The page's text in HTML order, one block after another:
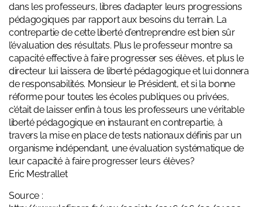
dans les professeurs, libres d’adapter leurs progressions
pédagogiques par rapport aux besoins du terrain. La
contrepartie de cette liberté d’entreprendre est bien sûr
l’évaluation des résultats. Plus le professeur montre sa
capacité effective à faire progresser ses élèves, et plus le
directeur lui laissera de liberté pédagogique et lui donnera
de responsabilités. Monsieur le Président, et si la bonne
réforme pour toutes les écoles publiques ou privées,
c’était de laisser enfin à tous les professeurs une véritable
liberté pédagogique en instaurant en contrepartie, à
travers la mise en place de tests nationaux définis par un
organisme indépendant, une évaluation systématique de
leur capacité à faire progresser leurs élèves?
Eric Mestrallet
Source :